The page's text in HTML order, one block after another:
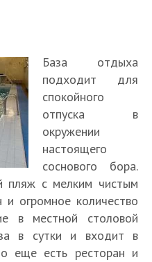
База отдыха
подходит для
спокойного
отпуска в
окружении
настоящего
соснового бора.
пляж с мелким чистым
и огромное количество
в местной столовой
в сутки и входит в
еще есть ресторан и